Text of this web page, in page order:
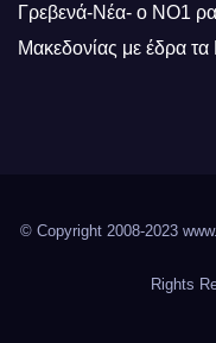
Γρεβενά-Νέα- ο ΝΟ1
Μακεδονίας με έδρα τα
© Copyright 2008-2023
Rights